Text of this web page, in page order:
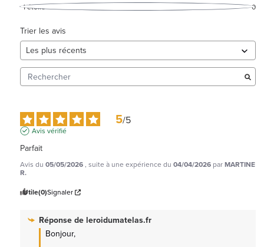
1étoile 0
Trier les avis
5/5
Avis vérifié
Parfait
Avis du 05/05/2026, suite à une expérience du 04/04/2026 parMARTINE
R.
Utile(0)Signaler
Réponse de leroidumatelas.fr
Bonjour,